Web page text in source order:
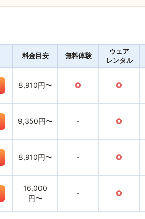
料金目安 無料体験
ウェア
レンタル
8,910円〜 ○ ○
9,350円〜 - ○
8,910円〜 - ○
16,000
円〜
- ○